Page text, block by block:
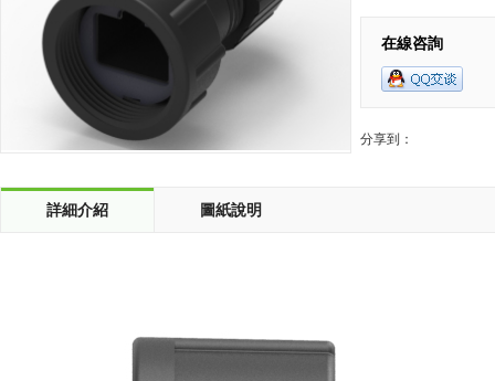
在線咨詢
分享到：
詳細介紹 圖紙說明